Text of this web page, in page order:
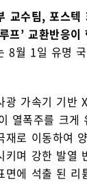
교수팀, 포스
프’ 교환반응
8월 1일 유명
광 가속기 기반
열폭주를 크
재로 이동하여
키며 강한 발열
면에 석출 된